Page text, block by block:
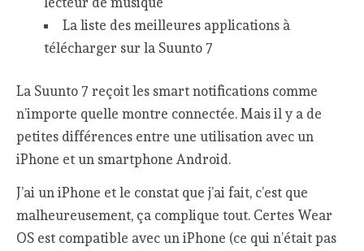
La liste des meilleures applications à
télécharger sur la Suunto 7
La Suunto 7 reçoit les smart notifications comme
n’importe quelle montre connectée. Mais il y a de
petites différences entre une utilisation avec un
iPhone et un smartphone Android.
J’ai un iPhone et le constat que j’ai fait, c’est que
malheureusement, ça complique tout. Certes Wear
OS est compatible avec un iPhone (ce qui n’était pas